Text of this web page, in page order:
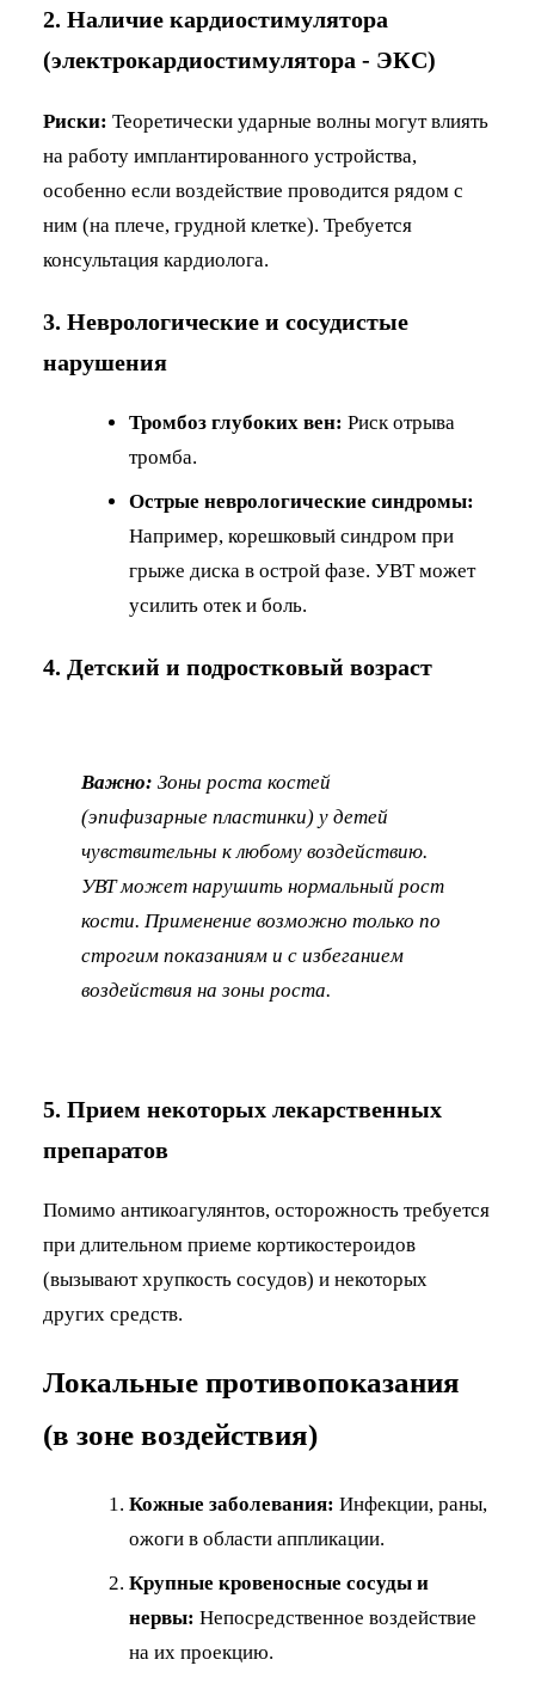
2. Наличие кардиостимулятора
(электрокардиостимулятора - ЭКС)
Риски: Теоретически ударные волны могут влиять
на работу имплантированного устройства,
особенно если воздействие проводится рядом с
ним (на плече, грудной клетке). Требуется
консультация кардиолога.
3. Неврологические и сосудистые
нарушения
Тромбоз глубоких вен: Риск отрыва
тромба.
Острые неврологические синдромы:
Например, корешковый синдром при
грыже диска в острой фазе. УВТ может
усилить отек и боль.
4. Детский и подростковый возраст
Важно: Зоны роста костей
(эпифизарные пластинки) у детей
чувствительны к любому воздействию.
УВТ может нарушить нормальный рост
кости. Применение возможно только по
строгим показаниям и с избеганием
воздействия на зоны роста.
5. Прием некоторых лекарственных
препаратов
Помимо антикоагулянтов, осторожность требуется
при длительном приеме кортикостероидов
(вызывают хрупкость сосудов) и некоторых
других средств.
Локальные противопоказания
(в зоне воздействия)
Кожные заболевания: Инфекции, раны,
ожоги в области аппликации.
Крупные кровеносные сосуды и
нервы: Непосредственное воздействие
на их проекцию.